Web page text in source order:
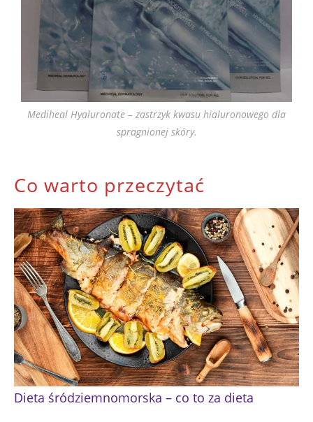
Mediheal Hyaluronate – zastrzyk kwasu hialuronowego dla
spragnionej skóry.
Co warto przeczytać
Dieta śródziemnomorska – co to za dieta